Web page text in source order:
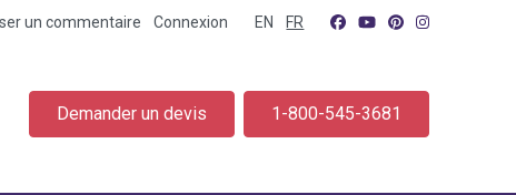
un commentaire Connexion EN FR
Demander un devis 1-800-545-3681